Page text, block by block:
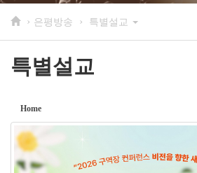
› 은평방송 › 특별설교
특별설교
Home